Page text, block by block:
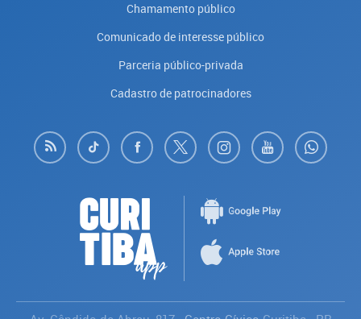
Chamamento público
Comunicado de interesse público
Parceria público-privada
Cadastro de patrocinadores